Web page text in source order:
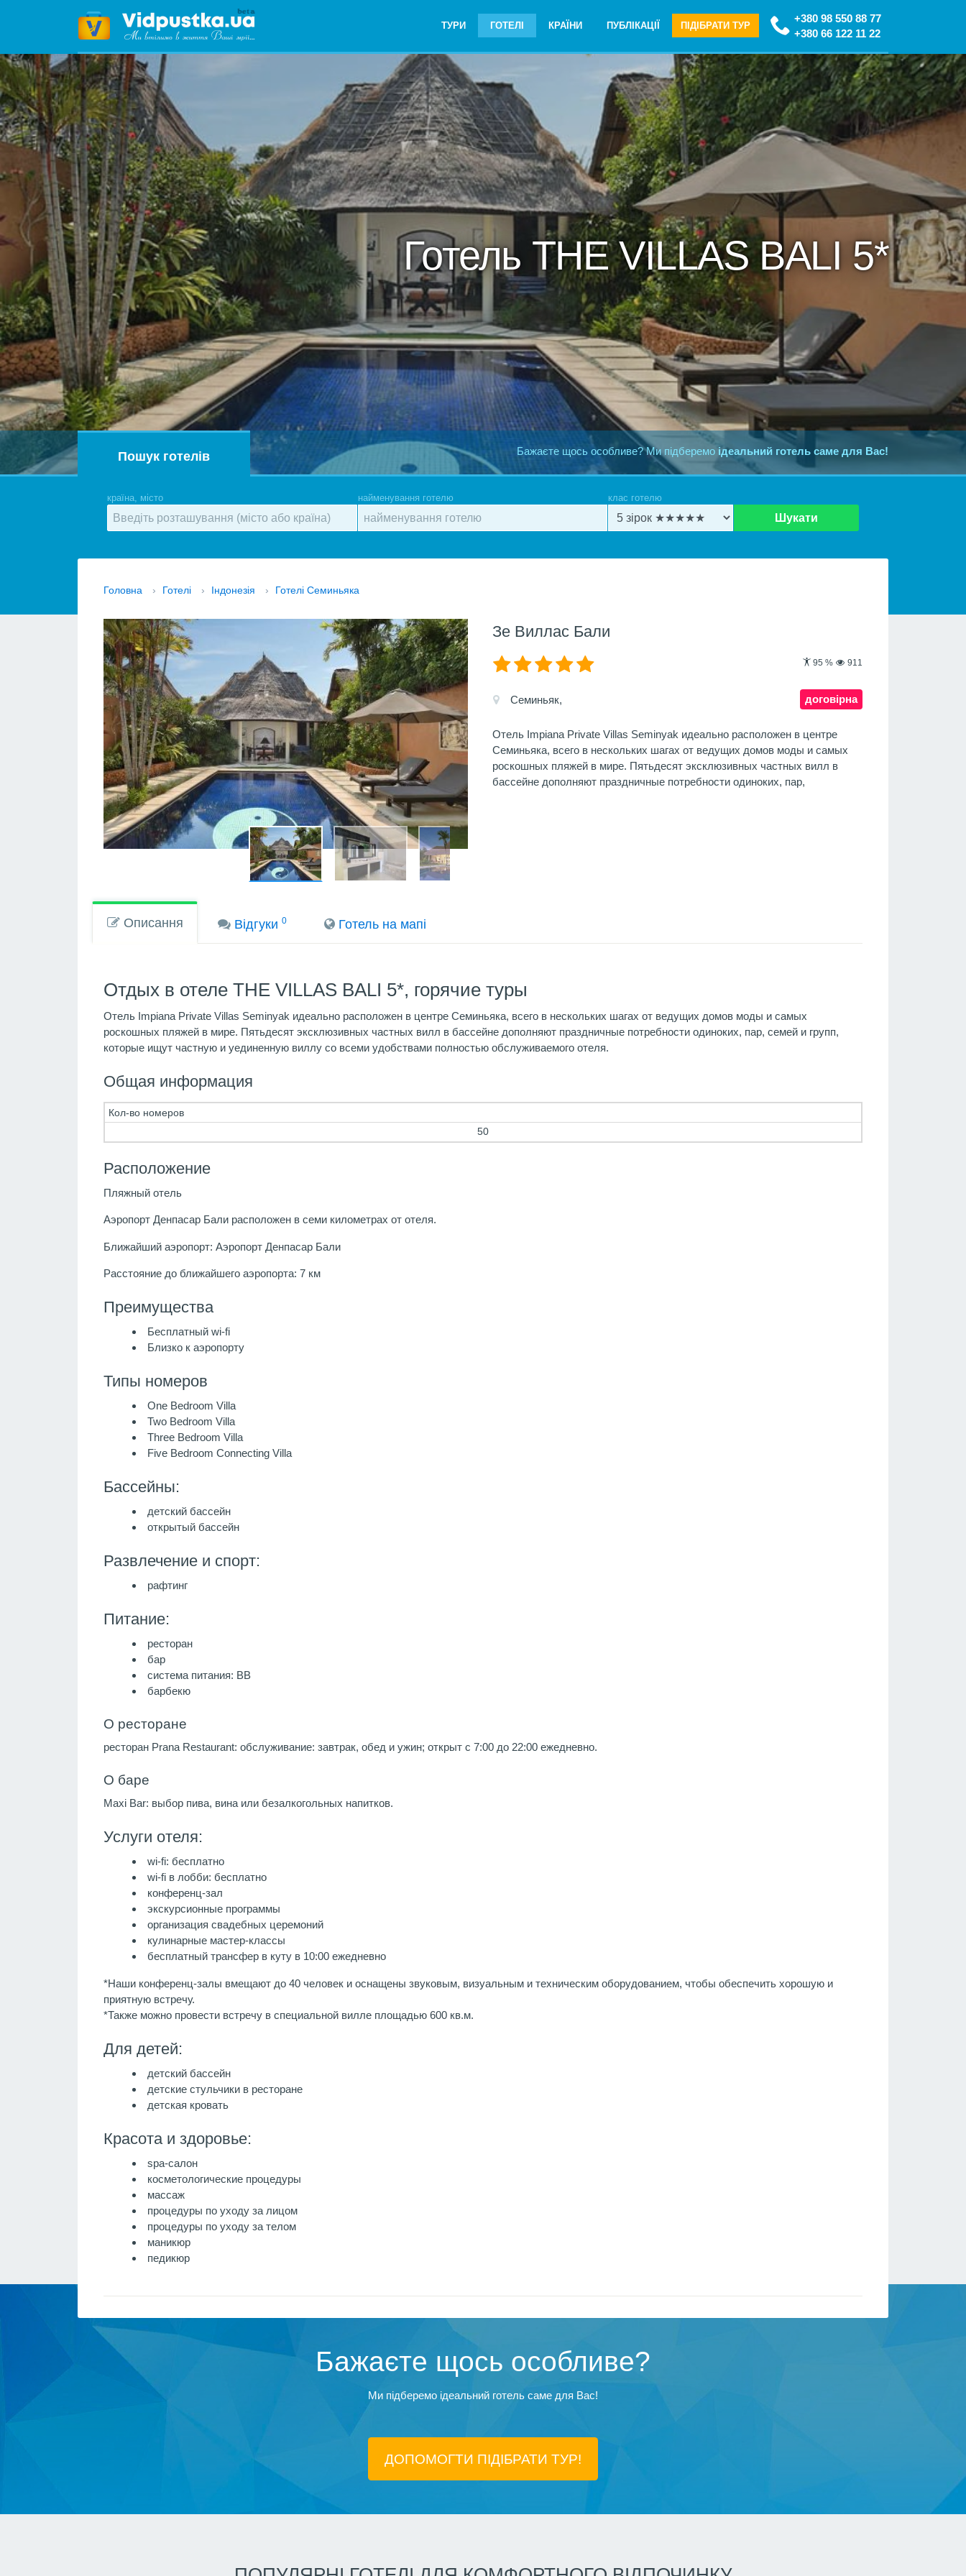
+380 98 550 88 77
+380 66 122 11 22
ТУРИ ГОТЕЛІ КРАЇНИ ПУБЛІКАЦІЇ ПІДІБРАТИ ТУР
Готель THE VILLAS BALI 5*
Бажаєте щось особливе? Ми підберемоідеальний готель саме для Вас!
Пошук готелів
країна, місто найменування готелю клас готелю
Шукати
Головна › Готелі › Індонезія › Готелі Семиньяка
Зе Виллас Бали
95 % 911
договірна
Семиньяк,
Отель Impiana Private Villas Seminyak идеально расположен в центре
Семиньяка, всего в нескольких шагах от ведущих домов моды и самых
роскошных пляжей в мире. Пятьдесят эксклюзивных частных вилл в
бассейне дополняют праздничные потребности одиноких, пар,
Описання Вiдгуки0 Готель на мапi
Отдых в отеле THE VILLAS BALI 5*, горячие туры
Отель Impiana Private Villas Seminyak идеально расположен в центре Семиньяка, всего в нескольких шагах от ведущих домов моды и самых
роскошных пляжей в мире. Пятьдесят эксклюзивных частных вилл в бассейне дополняют праздничные потребности одиноких, пар, семей и групп,
которые ищут частную и уединенную виллу со всеми удобствами полностью обслуживаемого отеля.
Общая информация
Кол-во номеров
50
Расположение
Пляжный отель
Аэропорт Денпасар Бали расположен в семи километрах от отеля.
Ближайший аэропорт: Аэропорт Денпасар Бали
Расстояние до ближайшего аэропорта: 7 км
Преимущества
Бесплатный wi-fi
Близко к аэропорту
Типы номеров
One Bedroom Villa
Two Bedroom Villa
Three Bedroom Villa
Five Bedroom Connecting Villa
Бассейны:
детский бассейн
открытый бассейн
Развлечение и спорт:
рафтинг
Питание:
ресторан
бар
система питания: BB
барбекю
О ресторане
ресторан Prana Restaurant: обслуживание: завтрак, обед и ужин; открыт с 7:00 до 22:00 ежедневно.
О баре
Maxi Bar: выбор пива, вина или безалкогольных напитков.
Услуги отеля:
wi-fi: бесплатно
wi-fi в лобби: бесплатно
конференц-зал
экскурсионные программы
организация свадебных церемоний
кулинарные мастер-классы
бесплатный трансфер в куту в 10:00 ежедневно
*Наши конференц-залы вмещают до 40 человек и оснащены звуковым, визуальным и техническим оборудованием, чтобы обеспечить хорошую и
приятную встречу.
*Также можно провести встречу в специальной вилле площадью 600 кв.м.
Для детей:
детский бассейн
детские стульчики в ресторане
детская кровать
Красота и здоровье:
spa-салон
косметологические процедуры
массаж
процедуры по уходу за лицом
процедуры по уходу за телом
маникюр
педикюр
Бажаєте щось особливе?
Ми підберемо ідеальний готель саме для Вас!
ДОПОМОГТИ ПІДIБРАТИ ТУР!